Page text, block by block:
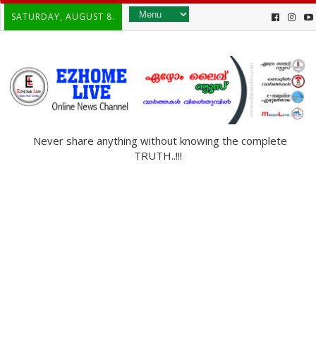
SATURDAY, AUGUST 8.
Never share anything without knowing the complete
TRUTH..!!!